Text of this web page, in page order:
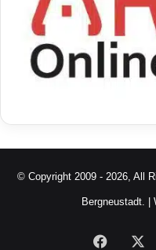
© Copyright 2009 - 2026, All
Bergneustadt. |